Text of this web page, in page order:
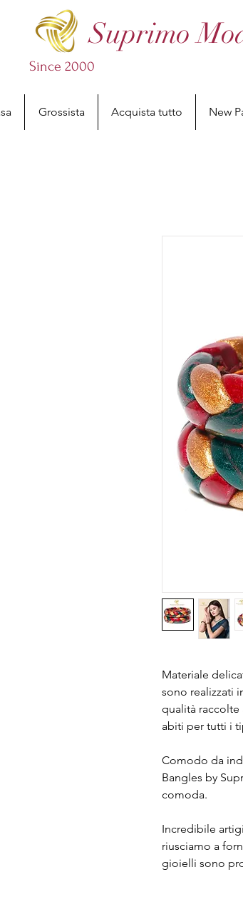
Suprimo
Since 2000
Grossista Acquista tutto New
Materiale
sono realizzati
qualità raccolte
abiti per tutti i
Comodo da
Bangles by
comoda.
Incredibile
riusciamo a
gioielli sono